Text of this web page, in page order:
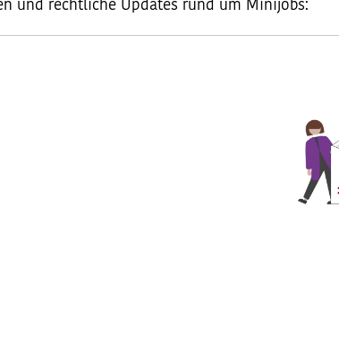
Minijob-Checker für Haushalte
Minijob im Haushalt oder doch eher eine
Checker finden Sie heraus, ob Sie Ihre
und rechtliche Updates rund um Minijobs: